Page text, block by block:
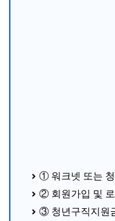
① 워크넷 또는
② 회원가입 및
③ 청년구직지원